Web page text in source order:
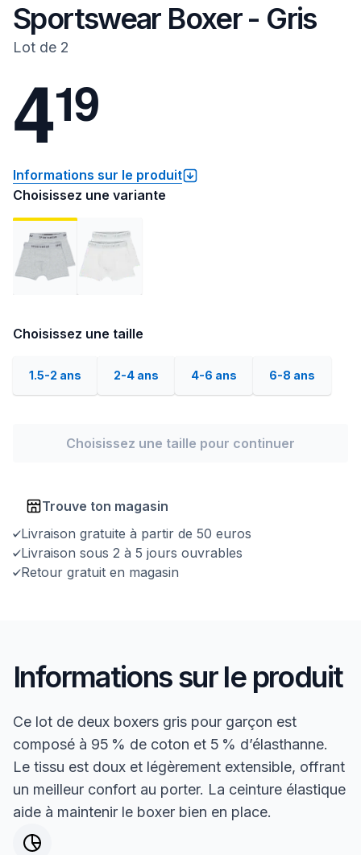
Sportswear Boxer - Gris
Lot de 2
419
Informations sur le produit
Choisissez une variante
Choisissez une taille
1.5-2 ans 2-4 ans 4-6 ans 6-8 ans
Choisissez une taille pour continuer
Trouve ton magasin
Livraison gratuite à partir de 50 euros
Livraison sous 2 à 5 jours ouvrables
Retour gratuit en magasin
Informations sur le produit
Ce lot de deux boxers gris pour garçon est
composé à 95 % de coton et 5 % d’élasthanne.
Le tissu est doux et légèrement extensible, offrant
un meilleur confort au porter. La ceinture élastique
aide à maintenir le boxer bien en place.